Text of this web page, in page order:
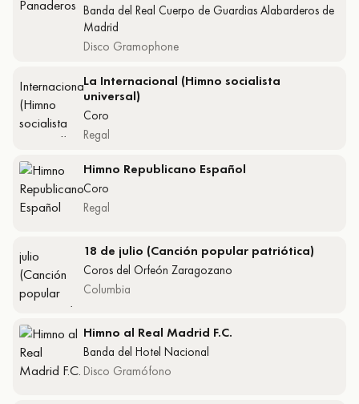
Banda del Real Cuerpo de Guardias Alabarderos de
Madrid
Disco Gramophone
La Internacional (Himno socialista
universal)
Coro
Regal
Himno Republicano Español
Coro
Regal
18 de julio (Canción popular patriótica)
Coros del Orfeón Zaragozano
Columbia
Himno al Real Madrid F.C.
Banda del Hotel Nacional
Disco Gramófono